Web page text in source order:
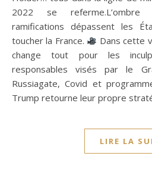
2022 se referme.L’ombre
ramifications dépassent les
toucher la France.
Dans cette
change tout pour les
responsables visés par le
Russiagate, Covid et
Trump retourne leur propre
LIRE LA